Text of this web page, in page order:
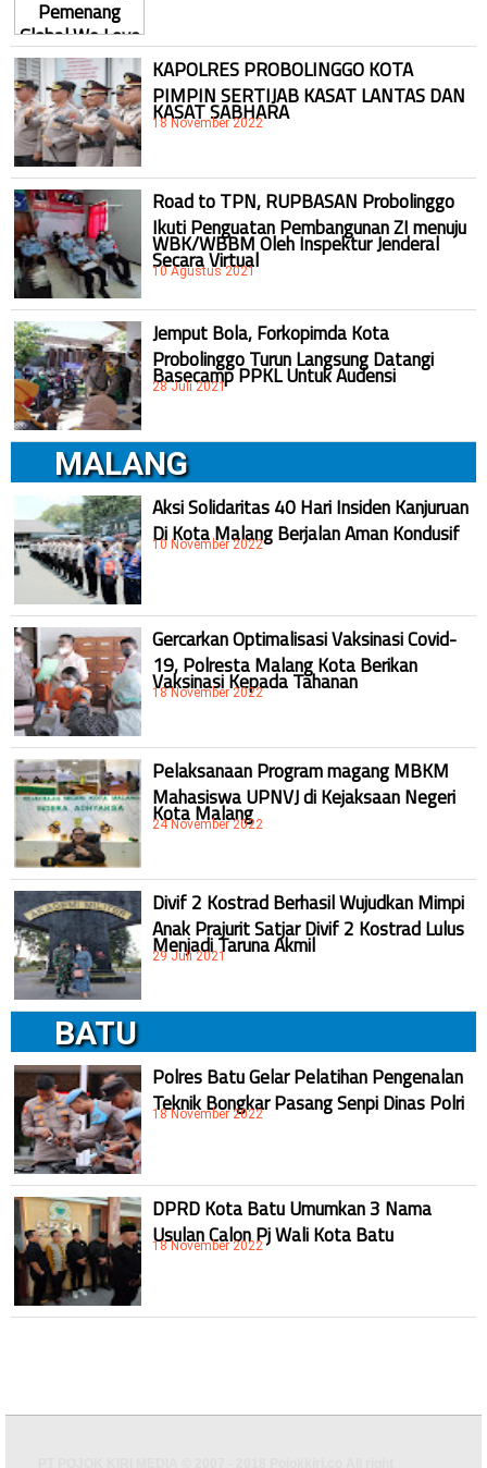
KAPOLRES PROBOLINGGO KOTA
PIMPIN SERTIJAB KASAT LANTAS DAN
KASAT SABHARA
18 November 2022
Road to TPN, RUPBASAN Probolinggo
Ikuti Penguatan Pembangunan ZI menuju
WBK/WBBM Oleh Inspektur Jenderal
Secara Virtual
10 Agustus 2021
Jemput Bola, Forkopimda Kota
Probolinggo Turun Langsung Datangi
Basecamp PPKL Untuk Audensi
28 Juli 2021
MALANG
Aksi Solidaritas 40 Hari Insiden Kanjuruan
Di Kota Malang Berjalan Aman Kondusif
10 November 2022
Gercarkan Optimalisasi Vaksinasi Covid-
19, Polresta Malang Kota Berikan
Vaksinasi Kepada Tahanan
18 November 2022
Pelaksanaan Program magang MBKM
Mahasiswa UPNVJ di Kejaksaan Negeri
Kota Malang
24 November 2022
Divif 2 Kostrad Berhasil Wujudkan Mimpi
Anak Prajurit Satjar Divif 2 Kostrad Lulus
Menjadi Taruna Akmil
29 Juli 2021
BATU
Polres Batu Gelar Pelatihan Pengenalan
Teknik Bongkar Pasang Senpi Dinas Polri
18 November 2022
DPRD Kota Batu Umumkan 3 Nama
Usulan Calon Pj Wali Kota Batu
18 November 2022